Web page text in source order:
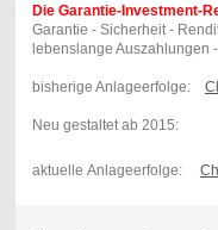
Die Garantie-Investment-
Garantie - Sicherheit -
lebenslange Auszahlungen
bisherige Anlageerfolge:
Neu gestaltet ab 2015:
aktuelle Anlageerfolge: